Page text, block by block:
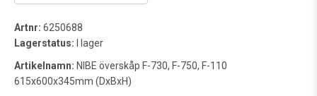
Artnr: 6250688
Lagerstatus: I lager
Artikelnamn: NIBE överskåp F-730, F-750, F-110
615x600x345mm (DxBxH)